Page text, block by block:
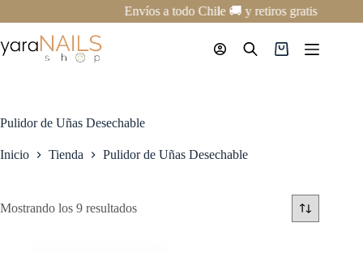
al
contenido
Envíos a todo Chile 🚚 y retiros gratis en
Carro
Pulidor de Uñas Desechable
Inicio Tienda Pulidor de Uñas Desechable
Mostrando los 9 resultados